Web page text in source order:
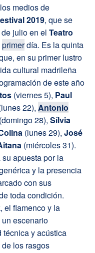
medios de
2019, que se
julio en el Teatro
primerdía. Es la quinta
en su primer lustro
cultural madrileña
de este año
(viernes 5), Paul
22), Antonio
(domingo 28), Sílvia
(lunes 29), José
(miércoles 31).
apuesta por la
y la presencia
con sus
toda condición.
el flamenco y la
escenario
técnica y acústica
los rasgos